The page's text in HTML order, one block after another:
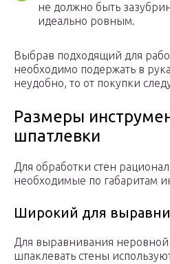
не должно быть
идеально ровным.
Выбрав подходящий для
необходимо подержать в
неудобно, то от покупки
Размеры
шпатлевки
Для обработки стен
необходимые по габаритам
Широкий для
Для выравнивания неровной
шпаклевать стены